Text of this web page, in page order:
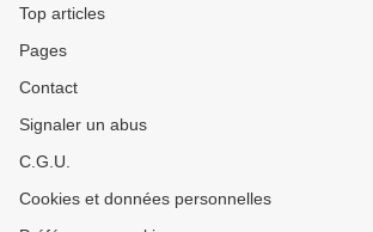
Top articles
Pages
Contact
Signaler un abus
C.G.U.
Cookies et données personnelles